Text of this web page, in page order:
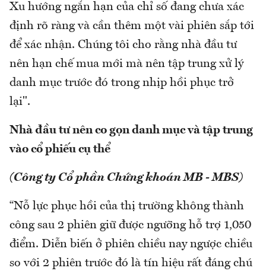
Xu hướng ngắn hạn của chỉ số đang chưa xác
định rõ ràng và cần thêm một vài phiên sắp tới
để xác nhận. Chúng tôi cho rằng nhà đầu tư
nên hạn chế mua mới mà nên tập trung xử lý
danh mục trước đó trong nhịp hồi phục trở
lại".
Nhà đầu tư nên co gọn danh mục và tập trung
vào cổ phiếu cụ thể
(Công ty Cổ phần Chứng khoán MB - MBS)
“Nỗ lực phục hồi của thị trường không thành
công sau 2 phiên giữ được ngưỡng hỗ trợ 1,050
điểm. Diễn biến ở phiên chiều nay ngược chiều
so với 2 phiên trước đó là tín hiệu rất đáng chú